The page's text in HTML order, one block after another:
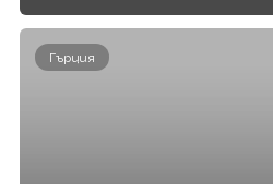
Гърция